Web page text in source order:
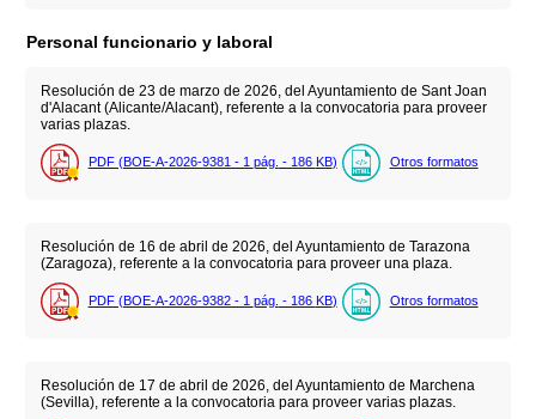
Personal funcionario y laboral
Resolución de 23 de marzo de 2026, del Ayuntamiento de Sant Joan
d'Alacant (Alicante/Alacant), referente a la convocatoria para proveer
varias plazas.
PDF (BOE-A-2026-9381 - 1 pág. - 186 KB) Otros formatos
Resolución de 16 de abril de 2026, del Ayuntamiento de Tarazona
(Zaragoza), referente a la convocatoria para proveer una plaza.
PDF (BOE-A-2026-9382 - 1 pág. - 186 KB) Otros formatos
Resolución de 17 de abril de 2026, del Ayuntamiento de Marchena
(Sevilla), referente a la convocatoria para proveer varias plazas.